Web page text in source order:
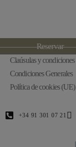
Reservar
Claúsulas y condiciones
Condiciones Generales
Política de cookies (UE)
+34 91 301 07 21